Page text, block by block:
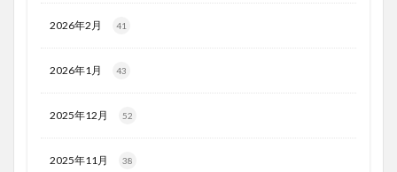
2026年2月 41
2026年1月 43
2025年12月 52
2025年11月 38